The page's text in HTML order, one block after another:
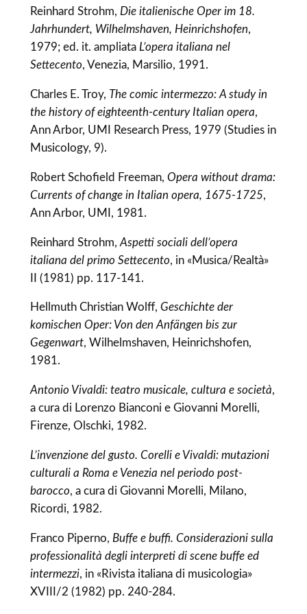
Reinhard Strohm, Die italienische Oper im 18.
Jahrhundert, Wilhelmshaven, Heinrichshofen,
1979; ed. it. ampliata L’opera italiana nel
Settecento, Venezia, Marsilio, 1991.
Charles E. Troy, The comic intermezzo: A study in
the history of eighteenth-century Italian opera,
Ann Arbor, UMI Research Press, 1979 (Studies in
Musicology, 9).
Robert Schofield Freeman, Opera without drama:
Currents of change in Italian opera, 1675-1725,
Ann Arbor, UMI, 1981.
Reinhard Strohm, Aspetti sociali dell’opera
italiana del primo Settecento, in «Musica/Realtà»
II (1981) pp. 117-141.
Hellmuth Christian Wolff, Geschichte der
komischen Oper: Von den Anfängen bis zur
Gegenwart, Wilhelmshaven, Heinrichshofen,
1981.
Antonio Vivaldi: teatro musicale, cultura e società,
a cura di Lorenzo Bianconi e Giovanni Morelli,
Firenze, Olschki, 1982.
L’invenzione del gusto. Corelli e Vivaldi: mutazioni
culturali a Roma e Venezia nel periodo post-
barocco, a cura di Giovanni Morelli, Milano,
Ricordi, 1982.
Franco Piperno, Buffe e buffi. Considerazioni sulla
professionalità degli interpreti di scene buffe ed
intermezzi, in «Rivista italiana di musicologia»
XVIII/2 (1982) pp. 240-284.